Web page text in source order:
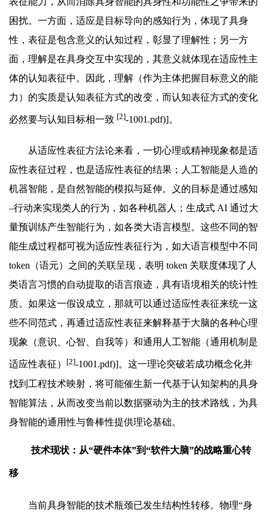
困扰。一方面，适应是目标导向的感知行为，体现了具身
性，表征是包含意义的认知过程，彰显了理解性；另一方
面，理解是在具身交互中实现的，其意义就体现在适应性主
体的认知表征中。因此，理解（作为主体把握目标意义的能
力）的实质是认知表征方式的改变，而认知表征方式的变化
必然要与认知目标相一致 [2]-1001.pdf)]。
从适应性表征方法论来看，一切心理或精神现象都是适
应性表征过程，也是适应性表征的结果；人工智能是人造的
机器智能，是自然智能的模拟与延伸。义的目标是通过感知
–行动来实现类人的行为，如各种机器人；生成式 AI 通过大
量预训练产生智能行为，如各类大语言模型。这些不同的智
能生成过程都可视为适应性表征行为，如大语言模型中不同
token（语元）之间的关联呈现，表明 token 关联度体现了人
类语言习惯的自动提取的语言痕迹，具有语境相关的统计性
质。如果这一假设成立，那就可以通过适应性表征来统一这
些不同范式，再通过适应性表征来解释基于大脑的各种心理
现象（意识、心智、自我等）和通用人工智能（通用机制是
适应性表征） [2]-1001.pdf)]。这一理论突破若成功概念化并
找到工程技术映射，将可能催生新一代基于认知架构的具身
智能算法，从而改变当前以数据驱动为主的技术路线，为具
身智能的通用性与鲁棒性提供理论基础。
技术现状：从“硬件本体”到“软件大脑”的战略重心转
移
当前具身智能的技术瓶颈已发生结构性转移。物理“身